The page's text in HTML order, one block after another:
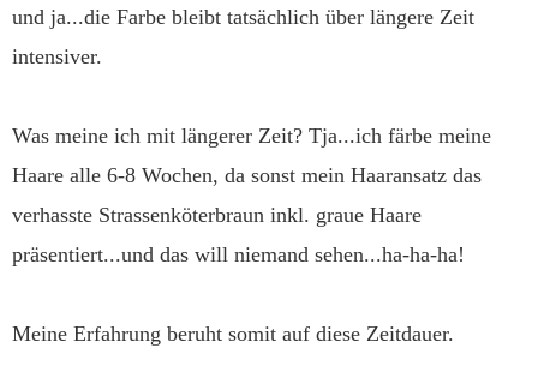
und ja...die Farbe bleibt tatsächlich über längere Zeit
intensiver.
Was meine ich mit längerer Zeit? Tja...ich färbe meine
Haare alle 6-8 Wochen, da sonst mein Haaransatz das
verhasste Strassenköterbraun inkl. graue Haare
präsentiert...und das will niemand sehen...ha-ha-ha!
Meine Erfahrung beruht somit auf diese Zeitdauer.